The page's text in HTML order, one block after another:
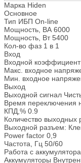
Марка Hiden
Основное
Тип ИБП On-line
Мощность, ВА 6000
Мощность, Вт 5400
Кол-во фаз 1 в 1
Вход
Входной
Макс. входное
Мин. входное
Выход
Выходной сигнал
Время переключения
КПД,% 0.9
Количество выходных
Выходной разъем:
Power factor 0,9
Частота, Гц 50/60
Работа с
Аккумуляторы